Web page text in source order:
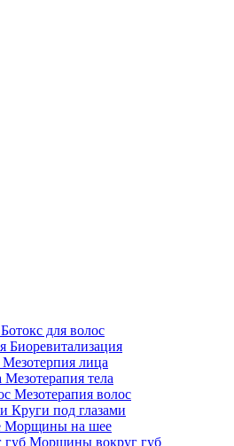
Ботокс для волос
Биоревитализация
Мезотерпия лица
Мезотерапия тела
Мезотерапия волос
Круги под глазами
Морщины на шее
Морщины вокруг губ